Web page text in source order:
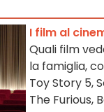
I film al
Quali film
la famiglia,
Toy Story 5,
The Furious,